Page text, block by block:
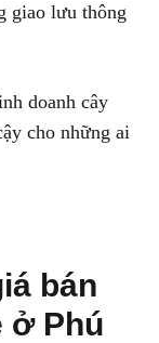
giao lưu thông
doanh cây
cho những ai
bán
ở Phú